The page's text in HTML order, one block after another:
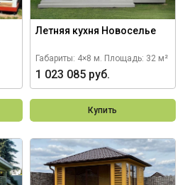
Летняя кухня Новоселье
Габариты: 4×8 м. Площадь: 32 м²
1 023 085 руб.
Купить